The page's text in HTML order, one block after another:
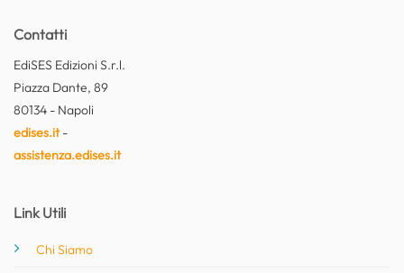
Contatti
EdiSES Edizioni S.r.l.
Piazza Dante, 89
80134 - Napoli
edises.it-
assistenza.edises.it
Link Utili
Chi Siamo